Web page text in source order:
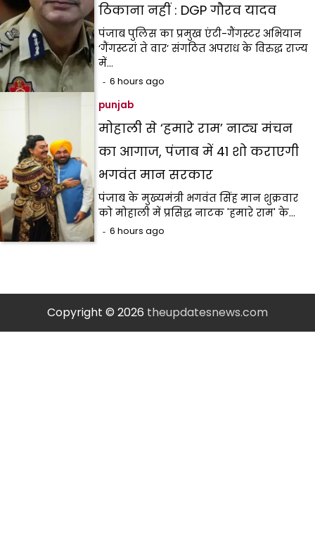
ठिकाना नहीं : DGP गौरव यादव
पंजाब पुलिस का प्रमुख एंटी-गैंगस्टर अभियान
‘गैंगस्टरां ते वार’ संगठित अपराध के विरुद्ध राज्य
में…
6 hours ago
punjab
मोहाली से ‘हमारे राम’ नाट्य मंचन
का आगाज, पंजाब में 41 शो कराएगी
भगवंत मान सरकार
पंजाब के मुख्यमंत्री भगवंत सिंह मान शुक्रवार
को मोहाली में प्रसिद्ध नाटक 'हमारे राम' के…
6 hours ago
Copyright © 2026 theupdatesnews.com